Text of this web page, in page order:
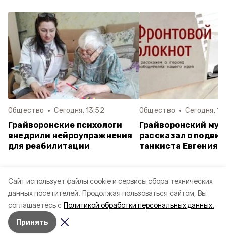
Cайт использует файлы cookie и сервисы сбора технических
данных посетителей. Продолжая пользоваться сайтом, Вы
соглашаетесь с Политикой обработки персональных данных.
Принять
Общество Сегодня, 13:52
Грайворонские психологи
внедрили нейроупражнения
для реабилитации
Общество Сегодня,
Грайворонский
рассказал о
танкиста Евгения
Лучшее за Неделю Месяц
Грайворонцы изучили артефакты
приходского музея в Головчино
Вчера, 12:46
Грайворонские лесничие напомнили о